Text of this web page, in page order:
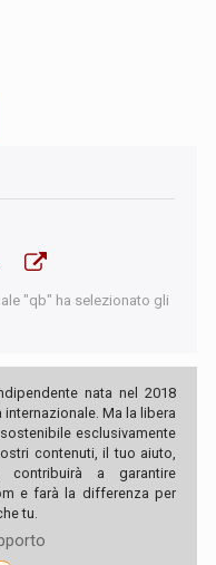
"qb" ha selezionato gli
nata nel 2018
Ma la libera
esclusivamente
contenuti, il tuo aiuto,
a garantire
e farà la differenza per
tu.